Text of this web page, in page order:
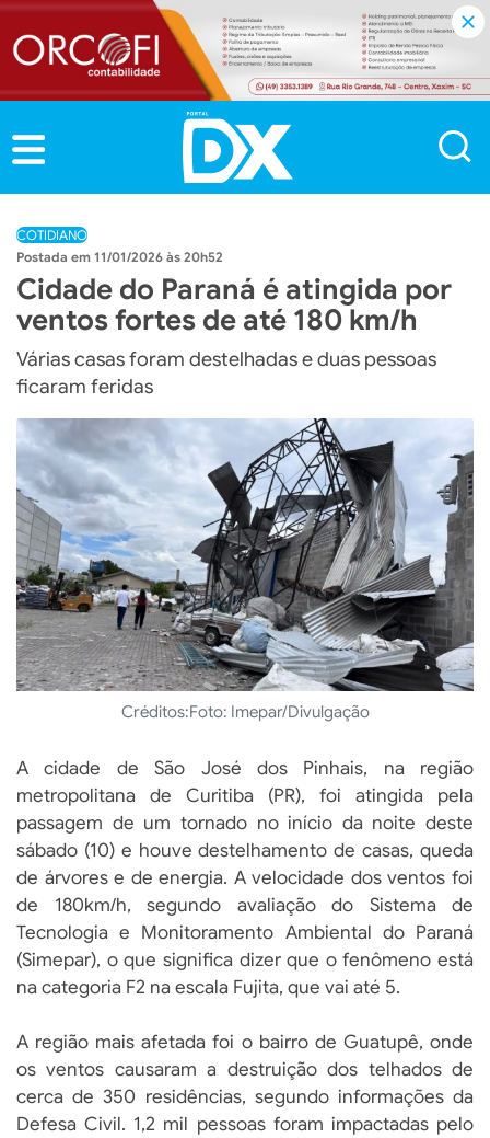
COTIDIANO
11/01/2026 às 20h52
Cidade do Paraná é atingida por
ventos fortes de até 180 km/h
Várias casas foram destelhadas e duas pessoas
ficaram feridas
Créditos:Foto: Imepar/Divulgação
A cidade de São José dos Pinhais, na região
metropolitana de Curitiba (PR), foi atingida pela
passagem de um tornado no início da noite deste
sábado (10) e houve destelhamento de casas, queda
de árvores e de energia. A velocidade dos ventos foi
de 180km/h, segundo avaliação do Sistema de
Tecnologia e Monitoramento Ambiental do Paraná
(Simepar), o que significa dizer que o fenômeno está
na categoria F2 na escala Fujita, que vai até 5.
A região mais afetada foi o bairro de Guatupê, onde
os ventos causaram a destruição dos telhados de
cerca de 350 residências, segundo informações da
Defesa Civil. 1,2 mil pessoas foram impactadas pelo